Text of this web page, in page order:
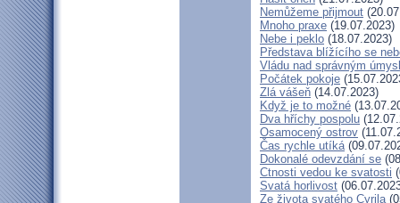
Nemůžeme přijmout
Mnoho praxe (19.07.2023)
Nebe i peklo (18.07.2023)
Představa blížícího se
Vládu nad správným
Počátek pokoje
Zlá vášeň (14.07.2023)
Když je to možné
Dva hříchy pospolu
Osamocený ostrov
Čas rychle utíká
Dokonalé odevzdání se
Ctnosti vedou ke svatosti
Svatá horlivost
Ze života svatého Cyrila